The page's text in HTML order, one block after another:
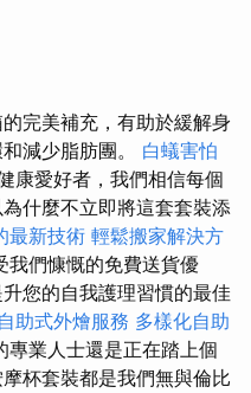
完美補充，有助於緩解身
減少脂肪團。 白蟻害怕
康愛好者，我們相信每個
什麼不立即將這套套裝添
最新技術 輕鬆搬家解決方
我們慷慨的免費送貨優
您的自我護理習慣的最佳
助式外燴服務 多樣化自助
專業人士還是正在踏上個
杯套裝都是我們無與倫比